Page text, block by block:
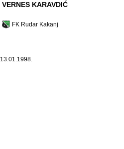
VERNES KARAVDIĆ
FK Rudar Kakanj
13.01.1998.